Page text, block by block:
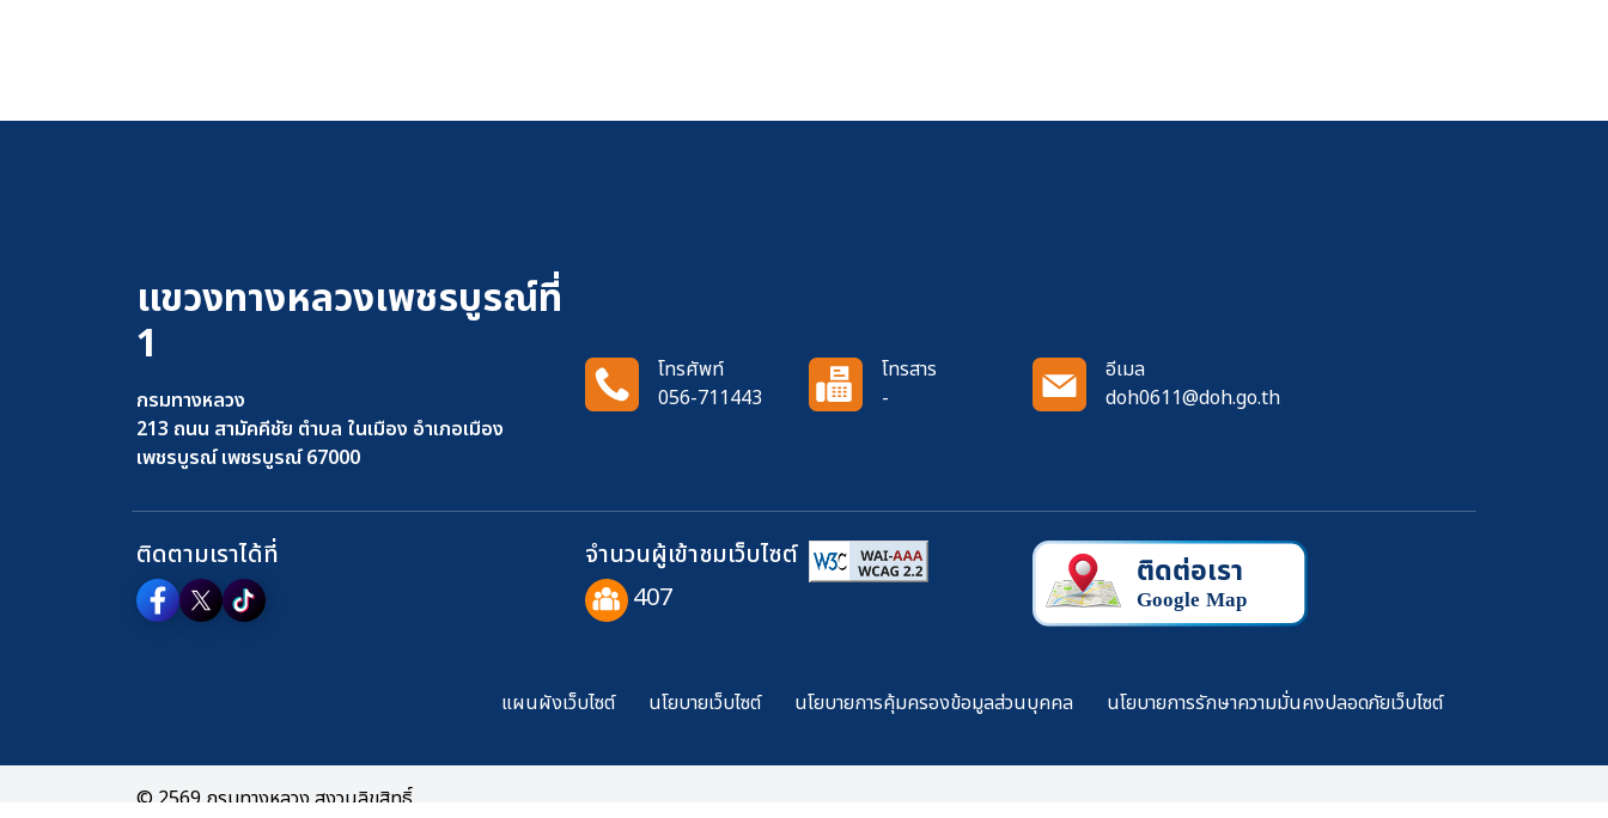
แขวงทางหลวงเพชรบูรณ์ที่
1
กรมทางหลวง
213 ถนน สามัคคีชัย ตำบล ในเมือง อำเภอเมือง
เพชรบูรณ์ เพชรบูรณ์ 67000
โทรศัพท์
056-711443
โทรสาร
-
อีเมล
doh0611@doh.go.th
ติดตามเราได้ที่
จำนวนผู้เข้าชมเว็บไซต์
407
แผนผังเว็บไซต์ นโยบายเว็บไซต์ นโยบายการคุ้มครองข้อมูลส่วนบุคคล นโยบายการรักษาความมั่นคงปลอดภัยเว็บไซต์
© 2569 กรมทางหลวง สงวนลิขสิทธิ์